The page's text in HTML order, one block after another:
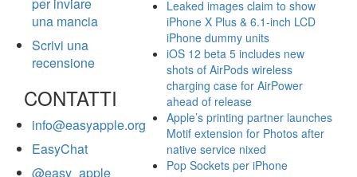
una mancia
Scrivi una
recensione
CONTATTI
info@easyapple.org
EasyChat
@easy_apple
Leaked images claim to show
iPhone X Plus & 6.1-inch LCD
iPhone dummy units
iOS 12 beta 5 includes new
shots of AirPods wireless
charging case for AirPower
ahead of release
Apple’s printing partner launches
Motif extension for Photos after
native service nixed
Pop Sockets per iPhone